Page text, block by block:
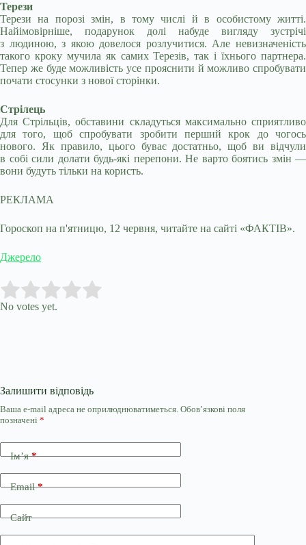
Терези
Терези на порозі змін, в тому числі й в особистому житті.
Найімовірніше, подарунок долі набуде вигляду зустрічі
з людиною, з якою довелося розлучитися. Але невизначеність
такого кроку мучила як самих Терезів, так і їхнього партнера.
Тепер же буде можливість усе прояснити й можливо спробувати
почати стосунки з нової сторінки.
Стрілець
Для Стрільців, обставини складуться максимально сприятливо
для того, щоб спробувати зробити перший крок до чогось
нового. Як правило, цього буває достатньо, щоб ви відчули
в собі сили долати будь-які перепони. Не варто боятись змін —
вони будуть тільки на користь.
РЕКЛАМА
Гороскоп на п'ятницю, 12 червня, читайте на сайті «ФАКТІВ».
Джерело
Rate this item:
No votes yet.
Залишити відповідь
Ваша e-mail адреса не оприлюднюватиметься. Обов’язкові поля
позначені *
Ім’я*
Email*
Сайт